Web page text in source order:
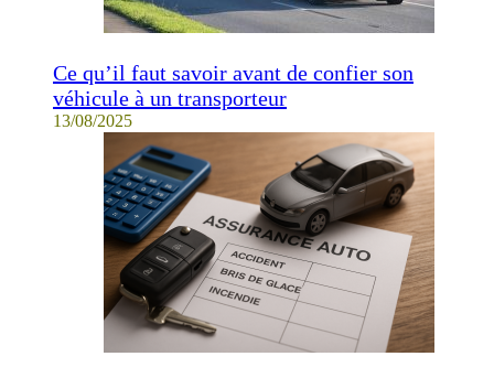
Ce qu’il faut savoir avant de confier son
véhicule à un transporteur
13/08/2025